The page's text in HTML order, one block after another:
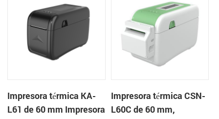
Impresora de etiquetas
Impresora térmica KA-
L61 de 60 mm Impresora
Impresora térmica CSN-
L60C de 60 mm,